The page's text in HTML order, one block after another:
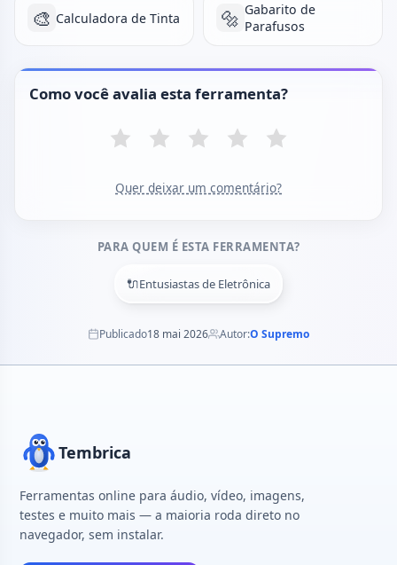
🎨 Calculadora de Tinta 🔩 Gabarito de
Parafusos
Como você avalia esta ferramenta?
Quer deixar um comentário?
PARA QUEM É ESTA FERRAMENTA?
🔌Entusiastas de Eletrônica
Publicado18 mai 2026 Autor:O Supremo
Tembrica
Ferramentas online para áudio, vídeo, imagens,
testes e muito mais — a maioria roda direto no
navegador, sem instalar.